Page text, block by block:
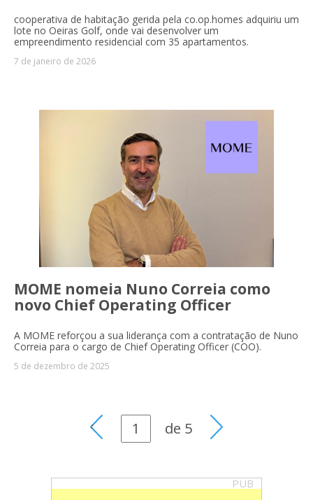
cooperativa de habitação gerida pela co.op.homes adquiriu um
lote no Oeiras Golf, onde vai desenvolver um
empreendimento residencial com 35 apartamentos.
7 de janeiro de 2026
MOME nomeia Nuno Correia como
novo Chief Operating Officer
A MOME reforçou a sua liderança com a contratação de Nuno
Correia para o cargo de Chief Operating Officer (COO).
5 de dezembro de 2025
de 5
PUB